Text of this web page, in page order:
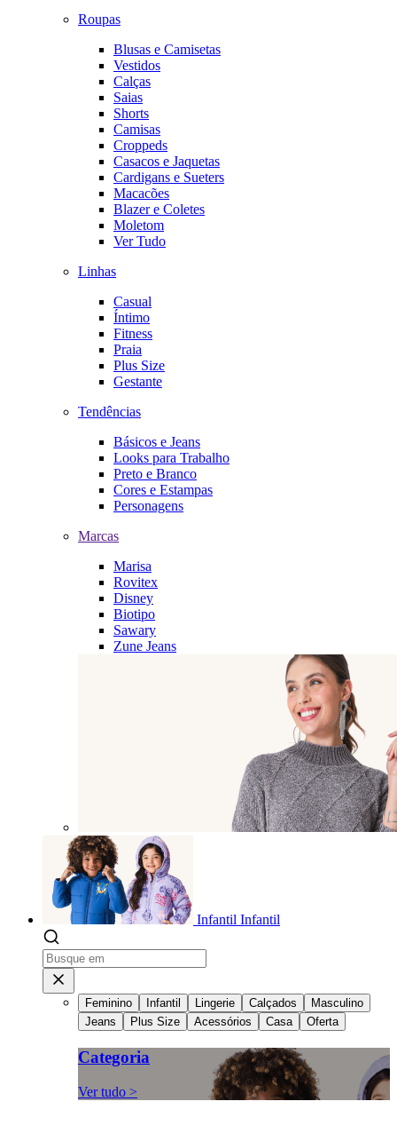
Roupas
Blusas e Camisetas
Vestidos
Calças
Saias
Shorts
Camisas
Croppeds
Casacos e Jaquetas
Cardigans e Sueters
Macacões
Blazer e Coletes
Moletom
Ver Tudo
Linhas
Casual
Íntimo
Fitness
Praia
Plus Size
Gestante
Tendências
Básicos e Jeans
Looks para Trabalho
Preto e Branco
Cores e Estampas
Personagens
Marcas
Marisa
Rovitex
Disney
Biotipo
Sawary
Zune Jeans
Infantil Infantil
Feminino Infantil Lingerie Calçados
Masculino
Jeans
Plus Size Acessórios Casa Oferta
Categoria
Ver tudo >